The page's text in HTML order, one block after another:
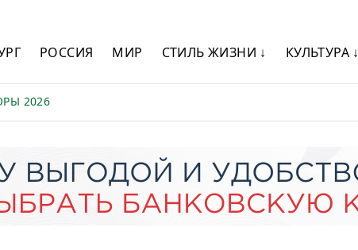
РОССИЯ МИР СТИЛЬ ЖИЗНИ ↓ КУЛЬТУРА ↓
2026